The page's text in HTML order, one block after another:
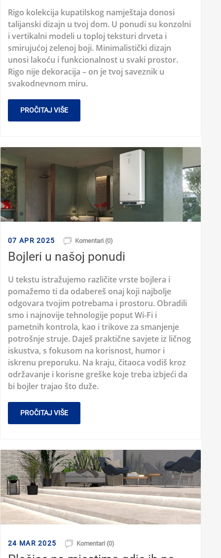
Rigo kolekcija kupatilskog namještaja donosi
talijanski dizajn u tvoj dom. U ponudi su konzolni
i vertikalni modeli u toploj teksturi drveta i
smirujućoj zelenoj boji. Minimalistički dizajn
unosi lakoću i funkcionalnost u svaki prostor.
Rigo nije dekoracija – on je tvoj saveznik u
svakodnevnom miru.
PROČITAJ VIŠE
07 APR 2025 Komentari (0)
Bojleri u našoj ponudi
U tekstu istražujemo različite vrste bojlera i
pomažemo ti da odabereš onaj koji najbolje
odgovara tvojim potrebama i prostoru. Obradili
smo i najnovije tehnologije poput Wi-Fi i
pametnih kontrola, kao i trikove za smanjenje
potrošnje struje. Daješ praktične savjete iz ličnog
iskustva, s fokusom na korisnost, humor i
iskrenu preporuku. Na kraju, čitaoca vodiš kroz
održavanje i korisne greške koje treba izbjeći da
bi bojler trajao što duže.
PROČITAJ VIŠE
24 MAR 2025 Komentari (0)